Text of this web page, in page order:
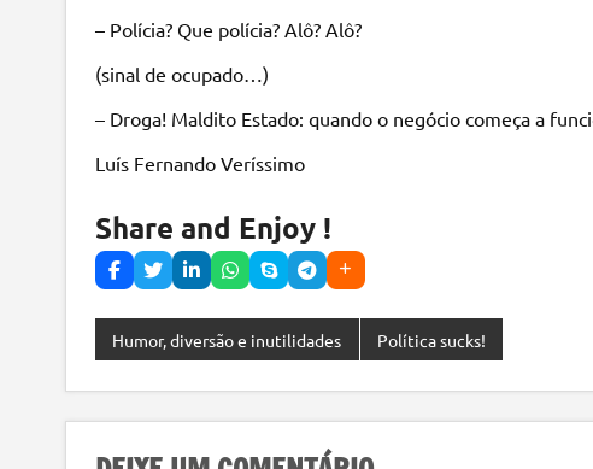
– Polícia? Que polícia? Alô? Alô?
(sinal de ocupado…)
– Droga! Maldito Estado: quando o negócio começa a
Luís Fernando Veríssimo
Share and Enjoy !
Humor, diversão e inutilidades Política sucks!